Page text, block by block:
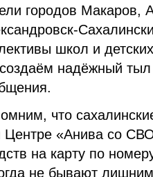
городов Макаров,
школ и
надёжный
что
Центре «Анива со
на карту по
не бывают